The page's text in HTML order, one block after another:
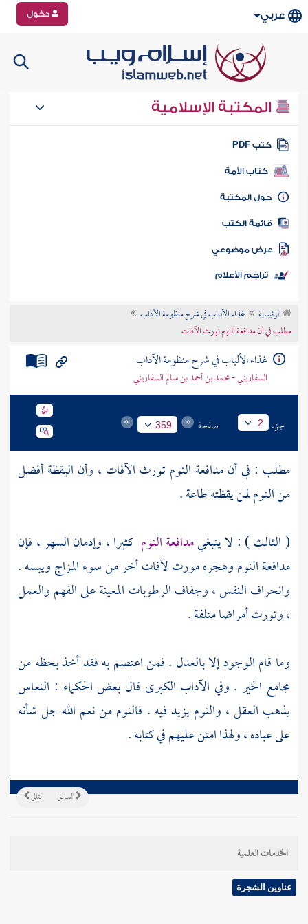
عربي دخول
المكتبة الإسلامية
كتب PDF
كتاب الأمة
المكتبة
الكتب
موضوعي
تراجم الأعلام
الرئيسية
غذاء الألباب في شرح منظومة الآداب
مطلب في أن مدافعة النوم تورث الآفات
غذاء الألباب في شرح منظومة الآداب
السفاريني - محمد بن أحمد بن سالم السفاريني
جزء 2 صفحة 359
مطلب : في أن مدافعة النوم تورث الآفات ، وأن اليقظة أفضل
من النوم لمن يقظته طاعة .
( الثالث ) : لا ينبغيمدافعة النوم كثيرا ، وإدمان السهر ، فإن
مدافعة النوم وهجره مورث لآفات أخر من سوء المزاج ويبسه .
وانحراف النفس ، وجفاف الرطوبات المعينة على الفهم والعمل
، وتورث أمراضا متلفة .
وما قام الوجود إلا بالعدل . فمن اعتصم به فقد أخذ بحظه من
مجامع الخير . وفي الآداب الكبرى قال بعض الحكماء : النعاس
يذهب العقل ، والنوم يزيد فيه . فالنوم من نعم الله جل شأنه
على عباده ، ولهذا امتن عليهم في كتابه .
التالي السابق
الخدمات العلمية
عناوين الشجرة